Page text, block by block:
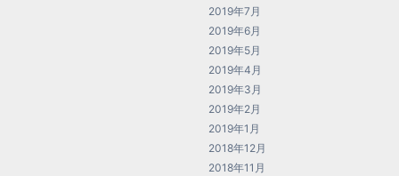
2019年7月
2019年6月
2019年5月
2019年4月
2019年3月
2019年2月
2019年1月
2018年12月
2018年11月